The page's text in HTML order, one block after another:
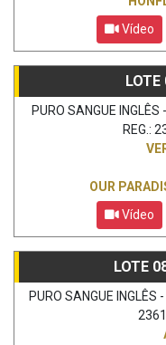
Vídeo
LOTE
PURO SANGUE
REG.:
OUR
Vídeo
LOTE
PURO SANGUE